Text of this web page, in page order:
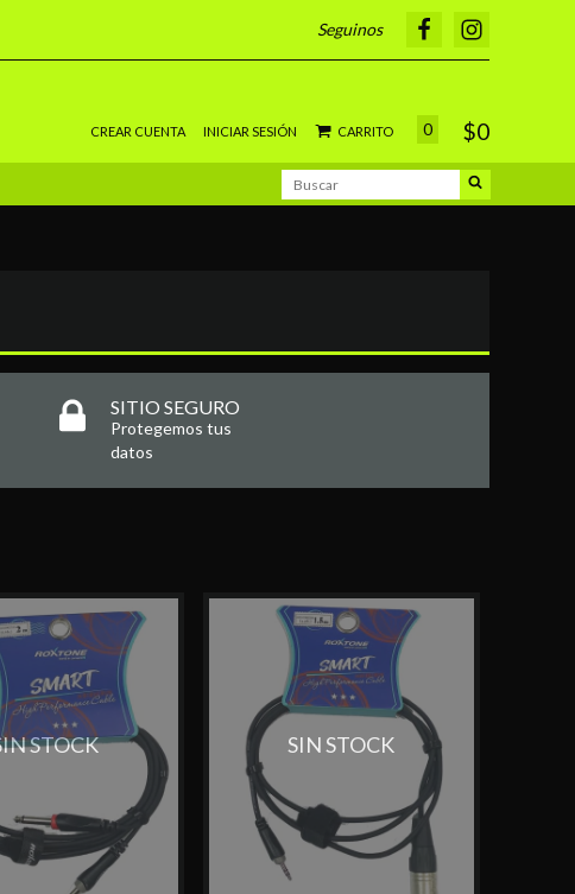
Seguinos
CREAR CUENTA INICIAR SESIÓN CARRITO 0 $0
SITIO SEGURO
Protegemos tus
datos
STOCK SIN STOCK